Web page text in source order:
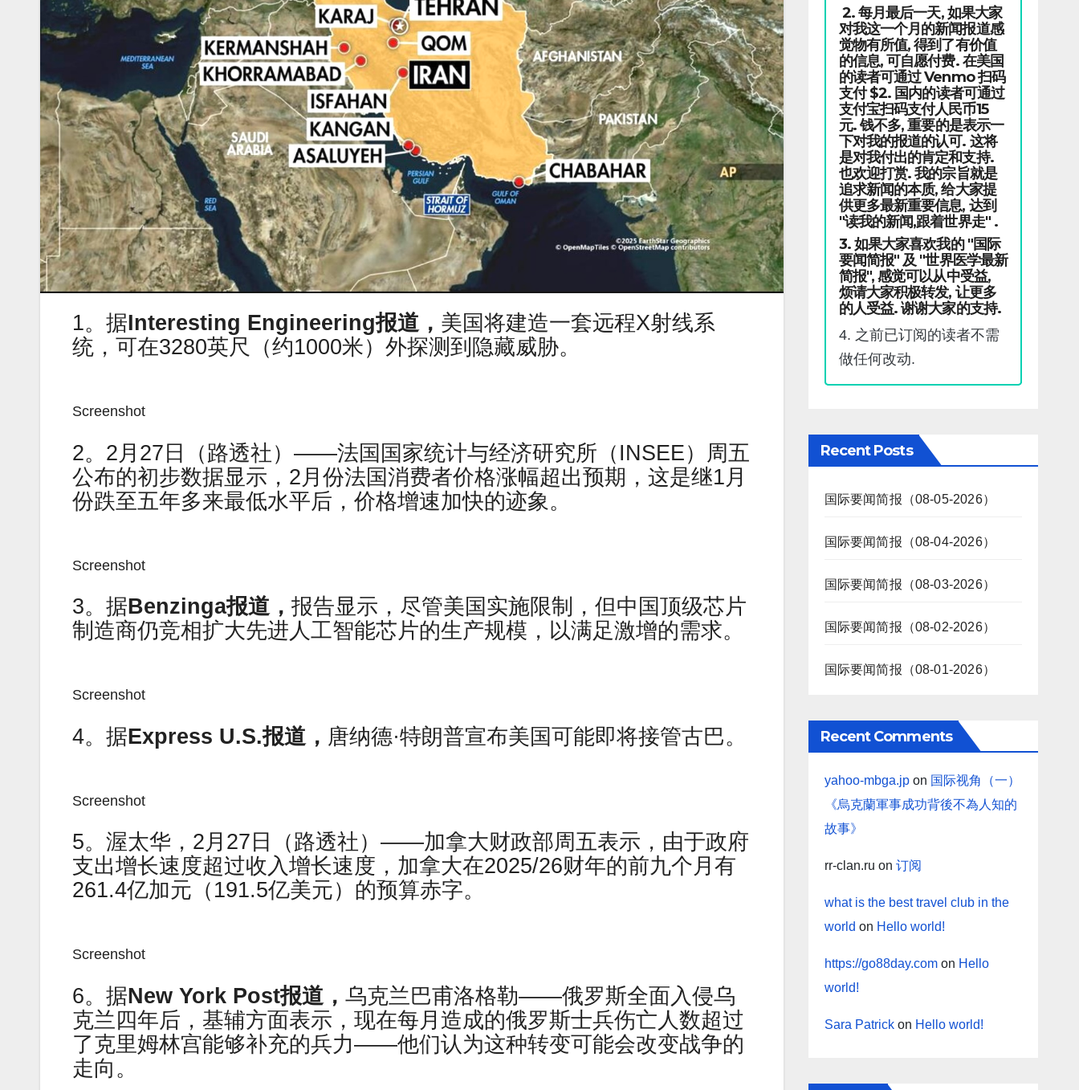
1。据Interesting Engineering报道， 美国将建造一套远程X射线系
统，可在3280英尺（约1000米）外探测到隐藏威胁。
Screenshot
2。2月27日（路透社）——法国国家统计与经济研究所（INSEE）周五
公布的初步数据显示，2月份法国消费者价格涨幅超出预期，这是继1月
份跌至五年多来最低水平后，价格增速加快的迹象。
Screenshot
3。据Benzinga报道， 报告显示，尽管美国实施限制，但中国顶级芯片
制造商仍竞相扩大先进人工智能芯片的生产规模，以满足激增的需求。
Screenshot
4。据Express U.S.报道， 唐纳德·特朗普宣布美国可能即将接管古巴。
Screenshot
5。渥太华，2月27日（路透社）——加拿大财政部周五表示，由于政府
支出增长速度超过收入增长速度，加拿大在2025/26财年的前九个月有
261.4亿加元（191.5亿美元）的预算赤字。
Screenshot
6。据New York Post报道， 乌克兰巴甫洛格勒——俄罗斯全面入侵乌
克兰四年后，基辅方面表示，现在每月造成的俄罗斯士兵伤亡人数超过
了克里姆林宫能够补充的兵力——他们认为这种转变可能会改变战争的
走向。
2. 每月最后一天, 如果大家
对我这一个月的新闻报道感
觉物有所值, 得到了有价值
的信息, 可自愿付费. 在美国
的读者可通过 Venmo 扫码
支付 $2. 国内的读者可通过
支付宝扫码支付人民币15
元. 钱不多, 重要的是表示一
下对我的报道的认可. 这将
是对我付出的肯定和支持.
也欢迎打赏. 我的宗旨就是
追求新闻的本质, 给大家提
供更多最新重要信息, 达到
"读我的新闻,跟着世界走" .
3. 如果大家喜欢我的 "国际
要闻简报" 及 "世界医学最新
简报", 感觉可以从中受益,
烦请大家积极转发, 让更多
的人受益. 谢谢大家的支持.
4. 之前已订阅的读者不需
做任何改动.
Recent Posts
国际要闻简报（08-05-2026）
国际要闻简报（08-04-2026）
国际要闻简报（08-03-2026）
国际要闻简报（08-02-2026）
国际要闻简报（08-01-2026）
Recent Comments
yahoo-mbga.jpon 国际视角（一）
《烏克蘭軍事成功背後不為人知的
故事》
rr-clan.ru on 订阅
what is the best travel club in the
world on Hello world!
https://go88day.comon Hello
world!
Sara Patrickon Hello world!